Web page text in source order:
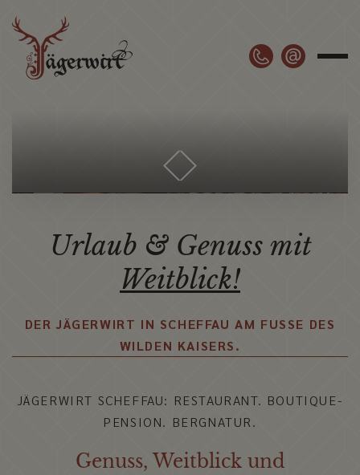
Urlaub &Genuss mit
Weitblick!
DER JÄGERWIRT IN SCHEFFAU AM FUSSE DES
WILDEN KAISERS.
JÄGERWIRT SCHEFFAU: RESTAURANT. BOUTIQUE-
PENSION. BERGNATUR.
Genuss, Weitblick und